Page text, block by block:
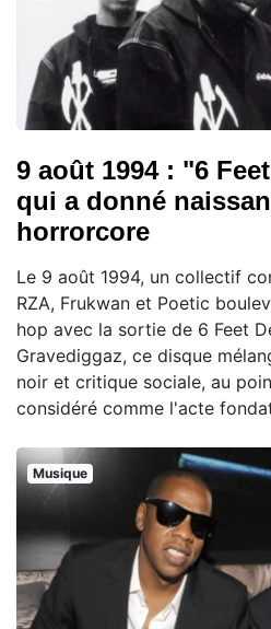
9 août 1994 : "6
qui a donné
horrorcore
Le 9 août 1994, un collectif
RZA, Frukwan et Poetic
hop avec la sortie de 6 Feet
Gravediggaz, ce disque
noir et critique sociale, au
considéré comme l'acte
Musique